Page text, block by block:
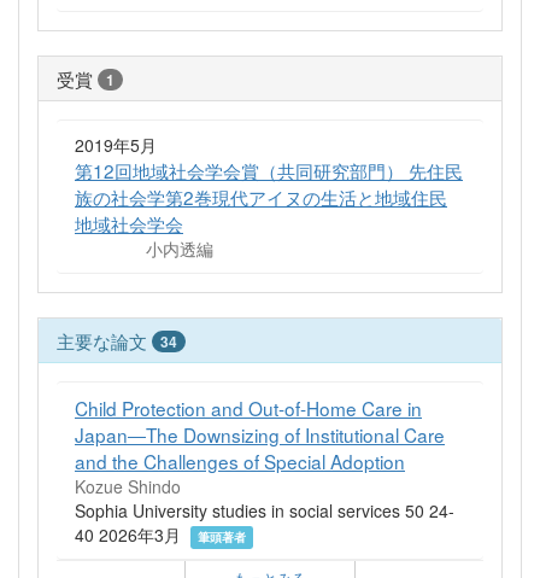
受賞 1
2019年5月
第12回地域社会学会賞（共同研究部門） 先住民
族の社会学第2巻現代アイヌの生活と地域住民
地域社会学会
小内透編
主要な論文 34
Child Protection and Out-of-Home Care in
Japan―The Downsizing of Institutional Care
and the Challenges of Special Adoption
Kozue Shindo
Sophia University studies in social services 50 24-
40 2026年3月
筆頭著者